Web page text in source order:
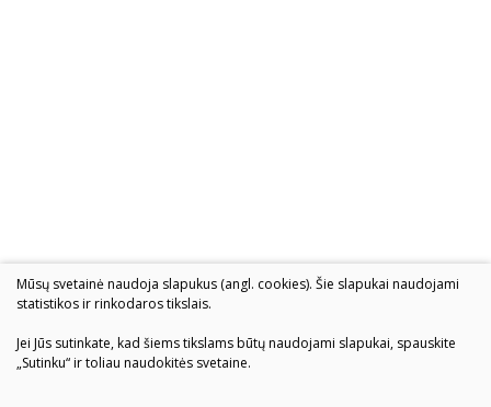
Mūsų svetainė naudoja slapukus (angl. cookies). Šie slapukai naudojami
statistikos ir rinkodaros tikslais.
Jei Jūs sutinkate, kad šiems tikslams būtų naudojami slapukai, spauskite
„Sutinku“ ir toliau naudokitės svetaine.